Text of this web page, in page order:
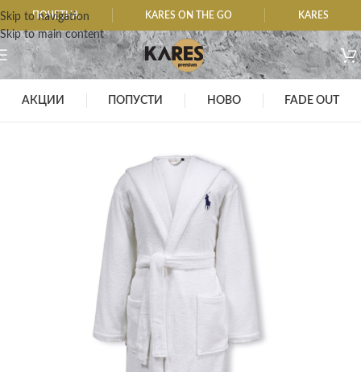
Skip to navigation
Skip to main content
ПОЧЕТНА KARES ON THE GO KARES
АКЦИИ ПОПУСТИ НОВО FADE OUT